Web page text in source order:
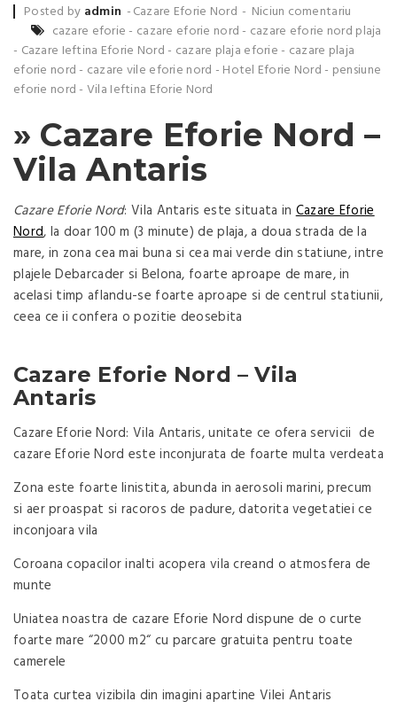
Posted by admin Cazare Eforie Nord
Niciun comentariu
cazare eforie - cazare eforie nord - cazare eforie nord plaja
- Cazare Ieftina Eforie Nord - cazare plaja eforie - cazare plaja
eforie nord - cazare vile eforie nord - Hotel Eforie Nord - pensiune
eforie nord - Vila Ieftina Eforie Nord
» Cazare Eforie Nord –
Vila Antaris
Cazare Eforie Nord: Vila Antaris este situata inCazare Eforie
Nord, la doar 100 m (3 minute) de plaja, a doua strada de la
mare, in zona cea mai buna si cea mai verde din statiune, intre
plajele Debarcader si Belona, foarte aproape de mare, in
acelasi timp aflandu-se foarte aproape si de centrul statiunii,
ceea ce ii confera o pozitie deosebita
Cazare Eforie Nord – Vila
Antaris
Cazare Eforie Nord: Vila Antaris, unitate ce ofera servicii de
cazare Eforie Nord este inconjurata de foarte multa verdeata
Zona este foarte linistita, abunda in aerosoli marini, precum
si aer proaspat si racoros de padure, datorita vegetatiei ce
inconjoara vila
Coroana copacilor inalti acopera vila creand o atmosfera de
munte
Uniatea noastra de cazare Eforie Nord dispune de o curte
foarte mare “2000 m2“ cu parcare gratuita pentru toate
camerele
Toata curtea vizibila din imagini apartine Vilei Antaris